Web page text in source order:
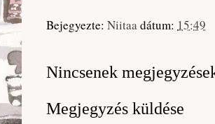
Bejegyezte: Niitaadátum: 15:49
Nincsenek
Megjegyzés küldése